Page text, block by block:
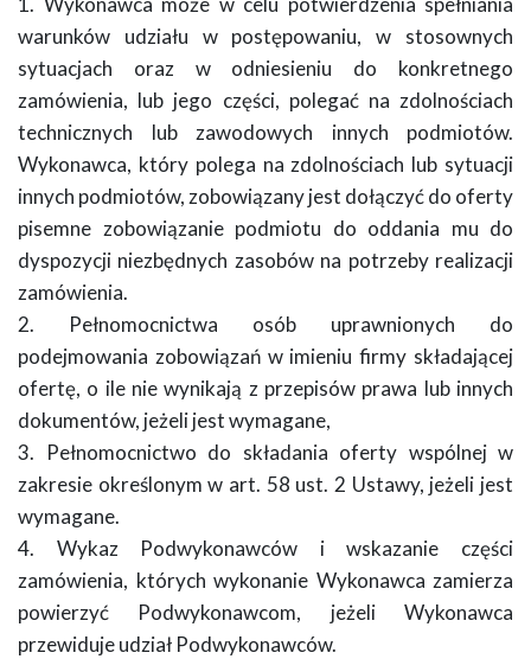
warunków udziału w postępowaniu, w stosownych
sytuacjach oraz w odniesieniu do konkretnego
zamówienia, lub jego części, polegać na zdolnościach
technicznych lub zawodowych innych podmiotów.
Wykonawca, który polega na zdolnościach lub sytuacji
innych podmiotów, zobowiązany jest dołączyć do oferty
pisemne zobowiązanie podmiotu do oddania mu do
dyspozycji niezbędnych zasobów na potrzeby realizacji
zamówienia.
2. Pełnomocnictwa osób uprawnionych do
podejmowania zobowiązań w imieniu firmy składającej
ofertę, o ile nie wynikają z przepisów prawa lub innych
dokumentów, jeżeli jest wymagane,
3. Pełnomocnictwo do składania oferty wspólnej w
zakresie określonym w art. 58 ust. 2 Ustawy, jeżeli jest
wymagane.
4. Wykaz Podwykonawców i wskazanie części
zamówienia, których wykonanie Wykonawca zamierza
powierzyć Podwykonawcom, jeżeli Wykonawca
przewiduje udział Podwykonawców.